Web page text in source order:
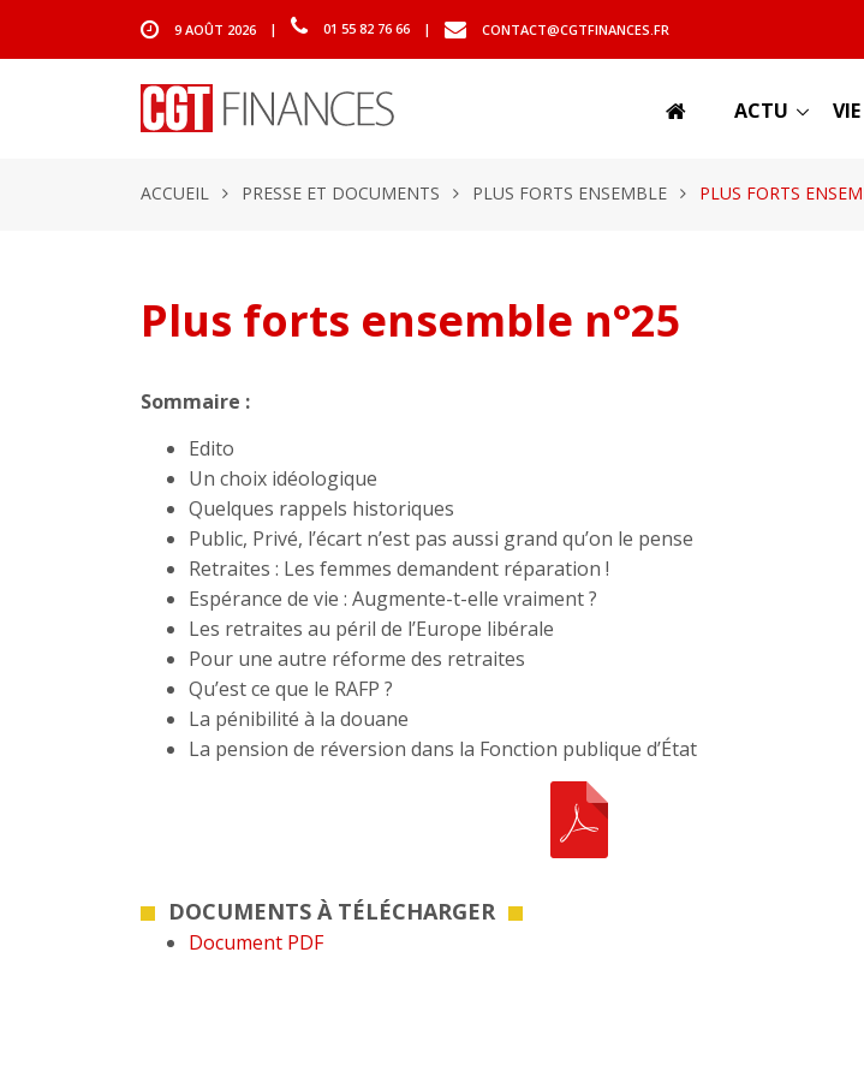
9 AOÛT 2026 | 01 55 82 76 66 | CONTACT@CGTFINANCES.FR
ACTU
ACCUEIL PRESSE ET DOCUMENTS PLUS FORTS ENSEMBLE PLUS FORTS
Plus forts ensemble n°25
Sommaire :
Edito
Un choix idéologique
Quelques rappels historiques
Public, Privé, l’écart n’est pas aussi grand qu’on le pense
Retraites : Les femmes demandent réparation !
Espérance de vie : Augmente-t-elle vraiment ?
Les retraites au péril de l’Europe libérale
Pour une autre réforme des retraites
Qu’est ce que le RAFP ?
La pénibilité à la douane
La pension de réversion dans la Fonction publique d’État
DOCUMENTS À TÉLÉCHARGER
Document PDF